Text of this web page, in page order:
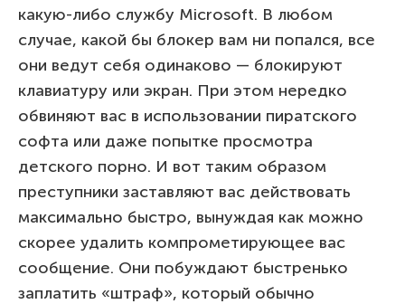
какую-либо службу Microsoft. В любом
случае, какой бы блокер вам ни попался, все
они ведут себя одинаково — блокируют
клавиатуру или экран. При этом нередко
обвиняют вас в использовании пиратского
софта или даже попытке просмотра
детского порно. И вот таким образом
преступники заставляют вас действовать
максимально быстро, вынуждая как можно
скорее удалить компрометирующее вас
сообщение. Они побуждают быстренько
заплатить «штраф», который обычно